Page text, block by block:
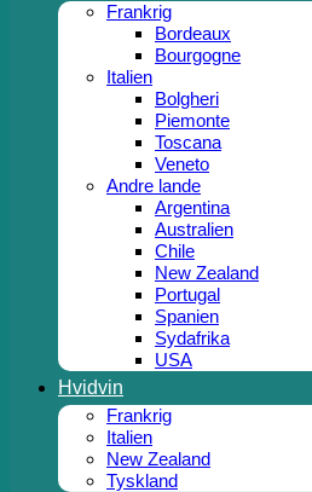
Frankrig
Bordeaux
Bourgogne
Italien
Bolgheri
Piemonte
Toscana
Veneto
Andre lande
Argentina
Australien
Chile
New Zealand
Portugal
Spanien
Sydafrika
USA
Hvidvin
Frankrig
Italien
New Zealand
Tyskland